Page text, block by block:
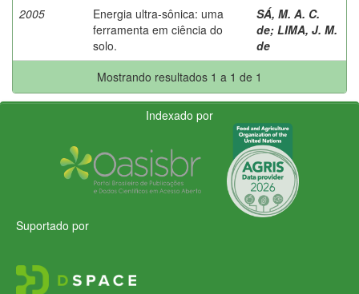
2005
Energia ultra-sônica: uma
ferramenta em ciência do
solo.
SÁ, M. A. C.
de; LIMA, J. M.
de
Mostrando resultados 1 a 1 de 1
Indexado por
Suportado por